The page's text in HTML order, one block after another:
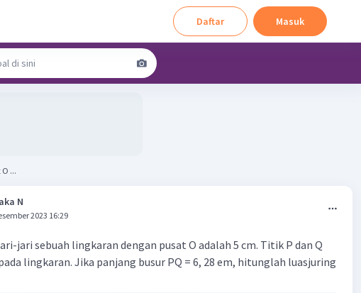
Daftar Masuk
...
N
2023 16:29
jari sebuah lingkaran dengan pusat O adalah 5 cm. Titik P dan Q
lingkaran. Jika panjang busur PQ = 6, 28 em, hitunglah luasjuring